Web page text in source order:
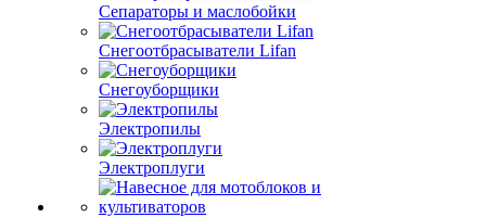
Сепараторы и маслобойки
Снегоотбрасыватели Lifan
Снегоуборщики
Электропилы
Электроплуги